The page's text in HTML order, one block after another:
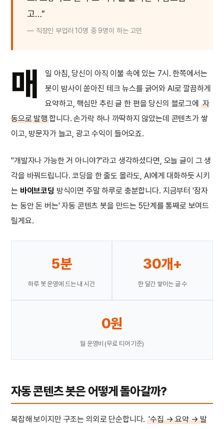
고…"
— 직장인 부업러 10명 중 9명이 하는 고민
매
일 아침, 당신이 아직 이불 속에 있는 7시. 한쪽에서는
봇이 밤사이 쏟아진 테크 뉴스를 긁어와 AI로 깔끔하게
요약하고, 핵심만 추린 글 한 편을 당신의 블로그에 자
동으로 발행합니다. 손가락 하나 까딱하지 않았는데 콘텐츠가 쌓
이고, 방문자가 늘고, 광고 수익이 들어오죠.
"개발자나 가능한 거 아니야?"라고 생각하셨다면, 오늘 글이 그 생
각을 바꿔드립니다. 코딩을 한 줄도 몰라도, AI에게 대화하듯 시키
는 바이브코딩 방식이면 주말 하루로 충분합니다. 지금부터 '잠자
는 동안 돈 버는' 자동 콘텐츠 봇을 만드는 5단계를 통째로 보여드
릴게요.
5분
하루 봇 운영에 드는 내 시간
30개+
한 달간 쌓이는 글 수
0원
월 운영비 (무료 티어 기준)
자동 콘텐츠 봇은 어떻게 돌아갈까?
복잡해 보이지만 구조는 의외로 단순합니다.'수집 → 요약 → 발